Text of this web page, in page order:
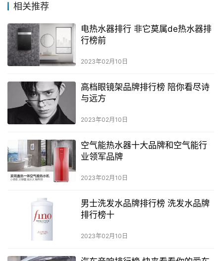
相关推荐
电热水器排行 非它莫属de热水器排
行榜前
2023年02月10日
高档眼镜架品牌排行榜 陪你看尽诗
与远方
2023年02月10日
空气能热水器十大品牌和空气能行
业领军品牌
2023年02月10日
男士洗发水品牌排行榜 洗发水品牌
排行榜十
2023年02月10日